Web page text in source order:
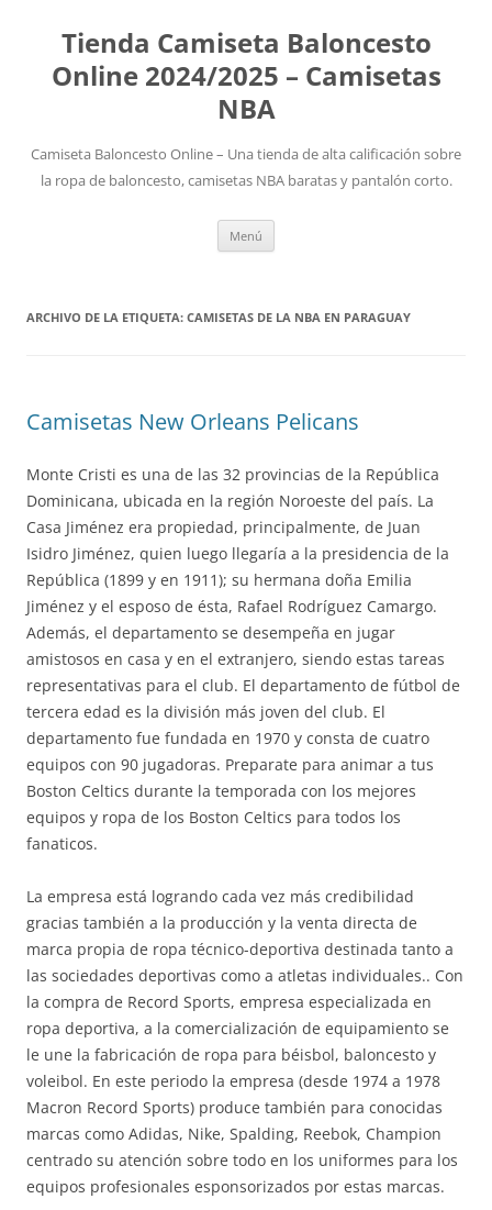
Tienda Camiseta Baloncesto
Online 2024/2025 – Camisetas
NBA
Camiseta Baloncesto Online – Una tienda de alta calificación sobre
la ropa de baloncesto, camisetas NBA baratas y pantalón corto.
Menú
ARCHIVO DE LA ETIQUETA: CAMISETAS DE LA NBA EN PARAGUAY
Camisetas New Orleans Pelicans
Monte Cristi es una de las 32 provincias de la República
Dominicana, ubicada en la región Noroeste del país. La
Casa Jiménez era propiedad, principalmente, de Juan
Isidro Jiménez, quien luego llegaría a la presidencia de la
República (1899 y en 1911); su hermana doña Emilia
Jiménez y el esposo de ésta, Rafael Rodríguez Camargo.
Además, el departamento se desempeña en jugar
amistosos en casa y en el extranjero, siendo estas tareas
representativas para el club. El departamento de fútbol de
tercera edad es la división más joven del club. El
departamento fue fundada en 1970 y consta de cuatro
equipos con 90 jugadoras. Preparate para animar a tus
Boston Celtics durante la temporada con los mejores
equipos y ropa de los Boston Celtics para todos los
fanaticos.
La empresa está logrando cada vez más credibilidad
gracias también a la producción y la venta directa de
marca propia de ropa técnico-deportiva destinada tanto a
las sociedades deportivas como a atletas individuales.. Con
la compra de Record Sports, empresa especializada en
ropa deportiva, a la comercialización de equipamiento se
le une la fabricación de ropa para béisbol, baloncesto y
voleibol. En este periodo la empresa (desde 1974 a 1978
Macron Record Sports) produce también para conocidas
marcas como Adidas, Nike, Spalding, Reebok, Champion
centrado su atención sobre todo en los uniformes para los
equipos profesionales esponsorizados por estas marcas.